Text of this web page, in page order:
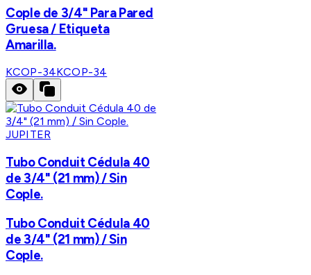
Cople de 3/4" Para Pared
Gruesa / Etiqueta
Amarilla.
KCOP-34KCOP-34
JUPITER
Tubo Conduit Cédula 40
de 3/4" (21 mm) / Sin
Cople.
Tubo Conduit Cédula 40
de 3/4" (21 mm) / Sin
Cople.